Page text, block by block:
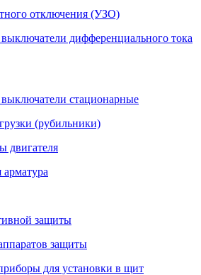
отключения (УЗО)
дифференциального тока
стационарные
(рубильники)
двигателя
арматура
защиты
защиты
для установки в щит